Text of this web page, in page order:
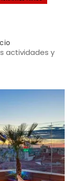
actividades y